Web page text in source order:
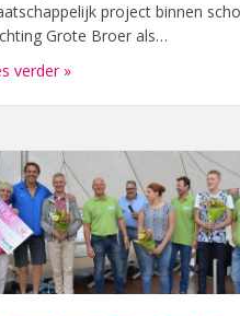
Broer
project binnen
Grote Broer als…
verder »about Scholieren